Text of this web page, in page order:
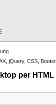
jQuery, CSS,
per